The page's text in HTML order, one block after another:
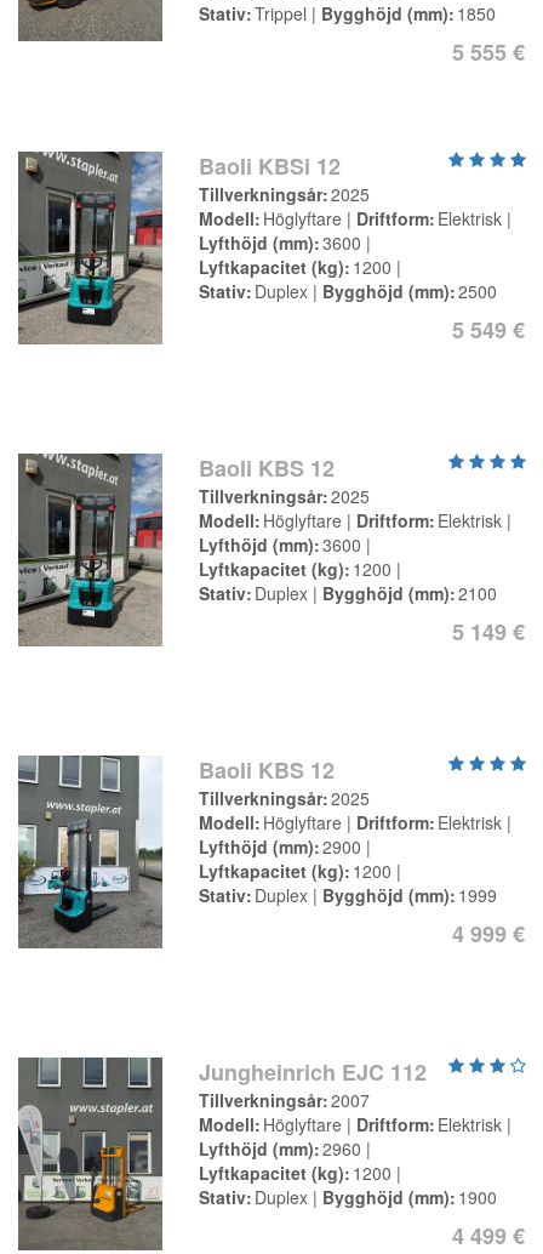
Stativ Trippel Bygghöjd (mm) 1850
5 555 €
Baoli KBSi 12
Tillverkningsår 2025
Modell Höglyftare Driftform Elektrisk
Lyfthöjd (mm) 3600
Lyftkapacitet (kg) 1200
Stativ Duplex Bygghöjd (mm) 2500
5 549 €
Baoli KBS 12
Tillverkningsår 2025
Modell Höglyftare Driftform Elektrisk
Lyfthöjd (mm) 3600
Lyftkapacitet (kg) 1200
Stativ Duplex Bygghöjd (mm) 2100
5 149 €
Baoli KBS 12
Tillverkningsår 2025
Modell Höglyftare Driftform Elektrisk
Lyfthöjd (mm) 2900
Lyftkapacitet (kg) 1200
Stativ Duplex Bygghöjd (mm) 1999
4 999 €
Jungheinrich EJC 112
Tillverkningsår 2007
Modell Höglyftare Driftform Elektrisk
Lyfthöjd (mm) 2960
Lyftkapacitet (kg) 1200
Stativ Duplex Bygghöjd (mm) 1900
4 499 €